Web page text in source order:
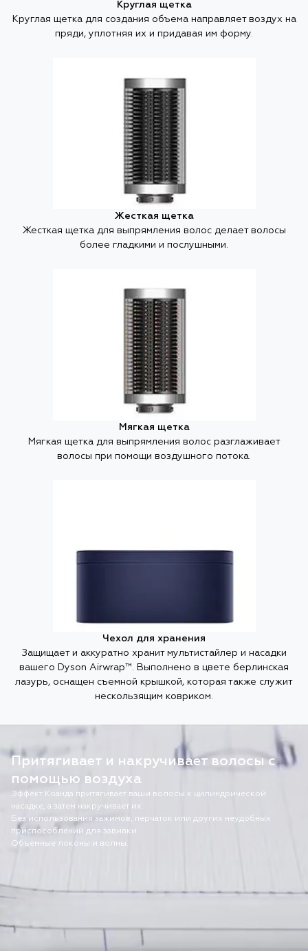
Круглая щетка
Круглая щетка для создания объема направляет воздух на
пряди, уплотняя их и придавая им форму.
Жесткая щетка
Жесткая щетка для выпрямления волос делает волосы
более гладкими и послушными.
Мягкая щетка
Мягкая щетка для выпрямления волос разглаживает
волосы при помощи воздушного потока.
Чехол для хранения
Защищает и аккуратно хранит мультистайлер и насадки
вашего Dyson Airwrap™. Выполнено в цвете берлинская
лазурь, оснащен съемной крышкой, которая также служит
нескользящим ковриком.
Притягивает и накручивает волосы с
помощью воздуха
Эффект Коанда притягивает ваши волосы к цилиндрической
насадке, а затем накручивает их.
Без использования зажимов, перчаток или других неудобных
приспособлений для завивки.
Объемные локоны и волны.